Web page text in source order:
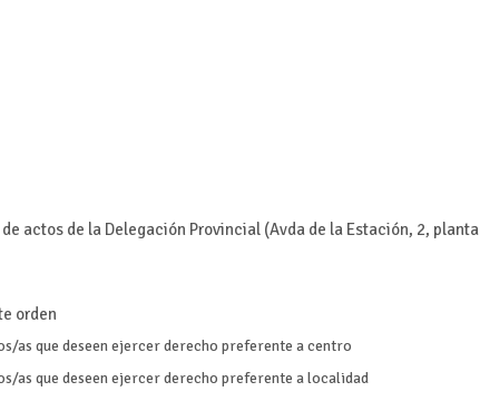
actos de la Delegación Provincial (Avda de la Estación, 2, planta
orden
as que deseen ejercer derecho preferente a centro
as que deseen ejercer derecho preferente a localidad